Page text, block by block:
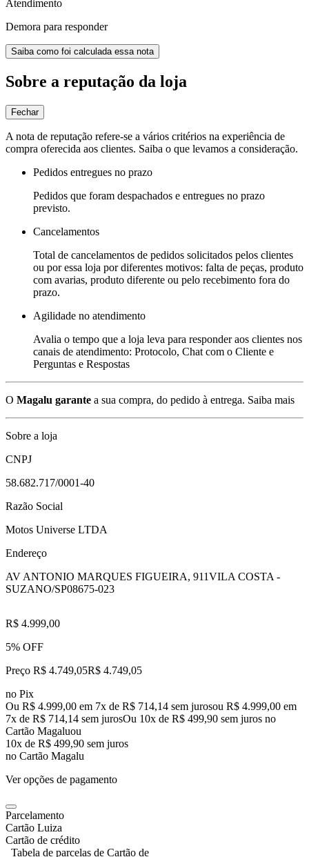
Atendimento
Demora para responder
Saiba como foi calculada essa nota
Sobre a reputação da loja
Fechar
A nota de reputação refere-se a vários critérios na experiência de
compra oferecida aos clientes. Saiba o que levamos a consideração.
Pedidos entregues no prazo
Pedidos que foram despachados e entregues no prazo
previsto.
Cancelamentos
Total de cancelamentos de pedidos solicitados pelos clientes
ou por essa loja por diferentes motivos: falta de peças, produto
com avarias, produto diferente ou pelo recebimento fora do
prazo.
Agilidade no atendimento
Avalia o tempo que a loja leva para responder aos clientes nos
canais de atendimento: Protocolo, Chat com o Cliente e
Perguntas e Respostas
O Magalu garante a sua compra, do pedido à entrega. Saiba mais
Sobre a loja
CNPJ
58.682.717/0001-40
Razão Social
Motos Universe LTDA
Endereço
AV ANTONIO MARQUES FIGUEIRA, 911VILA COSTA -
SUZANO/SP08675-023
R$ 4.999,00
5% OFF
Preço R$ 4.749,05R$ 4.749,05
no Pix
Ou R$ 4.999,00 em 7x de R$ 714,14 sem jurosou R$ 4.999,00 em
7x de R$ 714,14 sem jurosOu 10x de R$ 499,90 sem juros no
Cartão Magaluou
10x de R$ 499,90 sem juros
no Cartão Magalu
Ver opções de pagamento
Parcelamento
Cartão Luiza
Cartão de crédito
Tabela de parcelas de Cartão de